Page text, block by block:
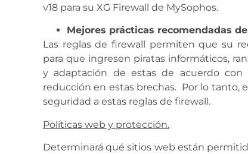
v18 para su XG Firewall de MySophos.
Mejores prácticas recomendadas
Las reglas de firewall permiten que su
para que ingresen piratas informáticos,
y adaptación de estas de acuerdo con
reducción en estas brechas. Por lo tanto,
seguridad a estas reglas de firewall.
Políticas web y protección.
Determinará qué sitios web están